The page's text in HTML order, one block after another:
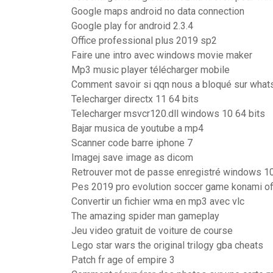
Google maps android no data connection
Google play for android 2.3.4
Office professional plus 2019 sp2
Faire une intro avec windows movie maker
Mp3 music player télécharger mobile
Comment savoir si qqn nous a bloqué sur
Telecharger directx 11 64 bits
Telecharger msvcr120.dll windows 10 64 bits
Bajar musica de youtube a mp4
Scanner code barre iphone 7
Imagej save image as dicom
Retrouver mot de passe enregistré windows
Pes 2019 pro evolution soccer game konami
Convertir un fichier wma en mp3 avec vlc
The amazing spider man gameplay
Jeu video gratuit de voiture de course
Lego star wars the original trilogy gba cheats
Patch fr age of empire 3